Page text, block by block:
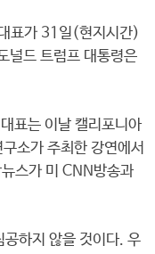
표가 31일(현지시간)
널드 트럼프 대통령은
표는 이날 캘리포니아
소가 주최한 강연에서
스가 미 CNN방송과
공하지 않을 것이다. 우